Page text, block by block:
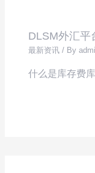
DLSM外汇平
最新资讯 / By
什么是库存费